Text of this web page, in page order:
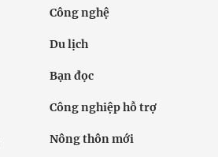
Công nghệ
Du lịch
Bạn đọc
Công nghiệp hỗ trợ
Nông thôn mới